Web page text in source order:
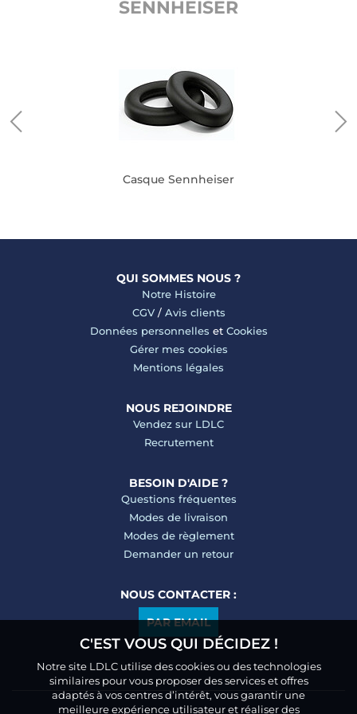
SENNHEISER
Casque Sennheiser
QUI SOMMES NOUS ?
Notre Histoire
CGV/ Avis clients
Données personnelles et Cookies
Gérer mes cookies
Mentions légales
NOUS REJOINDRE
Vendez sur LDLC
Recrutement
BESOIN D'AIDE ?
Questions fréquentes
Modes de livraison
Modes de règlement
Demander un retour
NOUS CONTACTER :
PAR EMAIL
C'EST VOUS QUI DÉCIDEZ !
Notre site LDLC utilise des cookies ou des technologies
similaires pour vous proposer des services et offres
adaptés à vos centres d’intérêt, vous garantir une
meilleure expérience utilisateur et réaliser des